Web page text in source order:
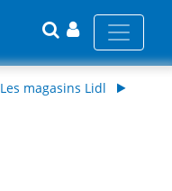
Les magasins Lidl